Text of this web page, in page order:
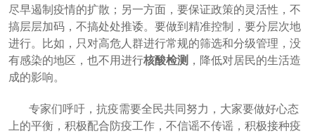
尽早遏制疫情的扩散；另一方面，要保证政策的灵活性，不
搞层层加码，不搞处处推诿。要做到精准控制，要分层次地
进行。比如，只对高危人群进行常规的筛选和分级管理，没
有感染的地区，也不用进行核酸检测 ，降低对居民的生活造
成的影响。
专家们呼吁，抗疫需要全民共同努力，大家要做好心态
上的平衡，积极配合防疫工作，不信谣不传谣，积极接种疫